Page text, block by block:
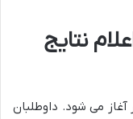
نتایج
آغاز می شود. داوطلبان